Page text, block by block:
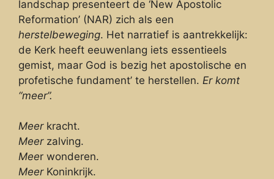
landschap presenteert de ‘New Apostolic
Reformation’ (NAR) zich als een
herstelbeweging. Het narratief is aantrekkelijk:
de Kerk heeft eeuwenlang iets essentieels
gemist, maar God is bezig het apostolische en
profetische fundament’ te herstellen. Er komt
“meer”.
Meerkracht.
Meerzalving.
Meer wonderen.
MeerKoninkrijk.